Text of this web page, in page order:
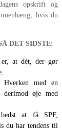
opskrift og
hvis du
DET SIDSTE:
at dét, der gør
med en
derimod øje med
at få SPF,
du har tendens til